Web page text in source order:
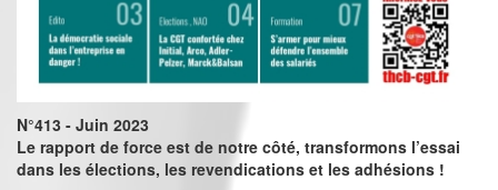
N°413 - Juin 2023
Le rapport de force est de notre côté, transformons l’essai
dans les élections, les revendications et les adhésions !